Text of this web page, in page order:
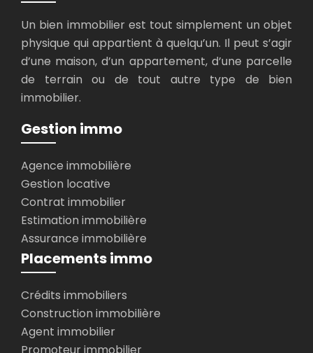
Un bien immobilier est tout simplement un objet
physique qui appartient à quelqu’un. Il peut s’agir
d’une maison, d’un appartement, d’une parcelle
de terrain ou de tout autre type de bien
immobilier.
Gestion immo
Agence immobilière
Gestion locative
Contrat immobilier
Estimation immobilière
Assurance immobilière
Placements immo
Crédits immobiliers
Construction immobilière
Agent immobilier